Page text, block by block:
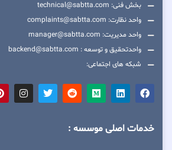
بخش فنی: technical@sabtta.com
واحد نظارت: complaints@sabtta.com
واحد مدیریت: manager@sabtta.com
واحدتحقیق و توسعه : backend@sabtta.com
شبکه های اجتماعی:
خدمات اصلی موسسه :